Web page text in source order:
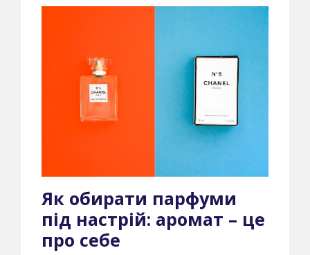
Як обирати парфуми
під настрій: аромат – це
про себе